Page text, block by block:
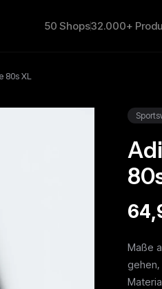
50 Shops32.000+
XL
Maße